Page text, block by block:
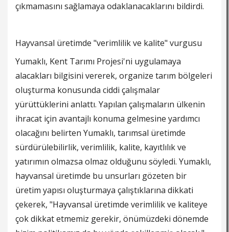
çıkmamasını sağlamaya odaklanacaklarını bildirdi.
Hayvansal üretimde "verimlilik ve kalite" vurgusu
Yumaklı, Kent Tarımı Projesi'ni uygulamaya
alacakları bilgisini vererek, organize tarım bölgeleri
oluşturma konusunda ciddi çalışmalar
yürüttüklerini anlattı. Yapılan çalışmaların ülkenin
ihracat için avantajlı konuma gelmesine yardımcı
olacağını belirten Yumaklı, tarımsal üretimde
sürdürülebilirlik, verimlilik, kalite, kayıtlılık ve
yatırımın olmazsa olmaz olduğunu söyledi. Yumaklı,
hayvansal üretimde bu unsurları gözeten bir
üretim yapısı oluşturmaya çalıştıklarına dikkati
çekerek, "Hayvansal üretimde verimlilik ve kaliteye
çok dikkat etmemiz gerekir, önümüzdeki dönemde